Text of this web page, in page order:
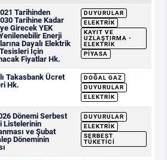
SİSTEMİ POLİTİKAMIZ
Tarihinden
Tarihine Kadar
Girecek YEK
Enerji
Dayalı Elektrik
İçin
Fiyatlar Hk.
DUYURULAR
ELEKTRIK
KAYIT VE
UZLAŞTIRMA -
ELEKTRIK
PIYASA
Takasbank Ücret
Hk.
DOĞAL GAZ
DUYURULAR
ELEKTRIK
Dönemi Serbest
Listelerinin
ve Şubat
Döneminin
DUYURULAR
ELEKTRIK
SERBEST
TÜKETICI